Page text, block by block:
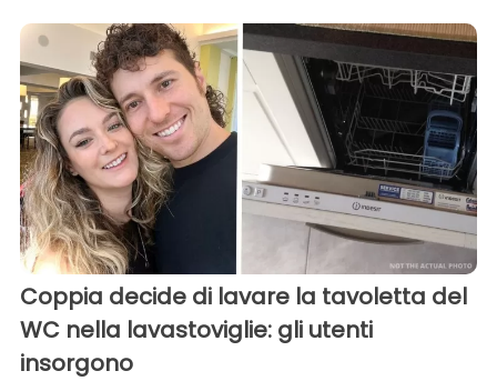
Coppia decide di lavare la tavoletta del
WC nella lavastoviglie: gli utenti
insorgono